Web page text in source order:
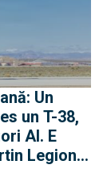
Un
un T-38,
AI. E
Legion